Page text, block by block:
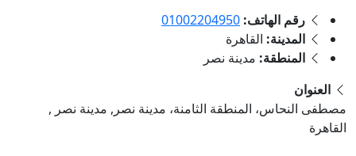
رقم الهاتف: 01002204950
المدينة: القاهرة
المنطقة: مدينة نصر
العنوان
مصطفى النحاس، المنطقة الثامنة، مدينة نصر, مدينة نصر ,
القاهرة